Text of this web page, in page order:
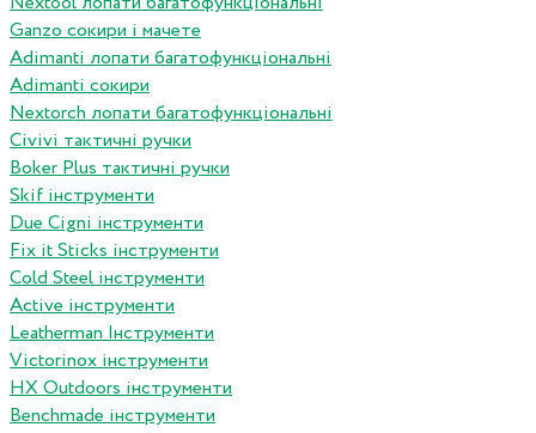
Ganzo сокири і мачете
Adimanti лопати багатофункціональні
Adimanti сокири
Nextorch лопати багатофункціональні
Сivivi тактичні ручки
Boker Plus тактичні ручки
Skif інструменти
Due Cigni інструменти
Fix it Sticks інструменти
Сold Steel інструменти
Active інструменти
Leatherman Інструменти
Victorinox інструменти
HX Outdoors інструменти
Benchmade інструменти